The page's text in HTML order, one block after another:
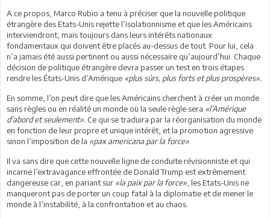
A ce propos, Marco Rubio a tenu à préciser que la nouvelle politique
étrangère des Etats-Unis rejette l’isolationnisme et que les Américains
interviendront, mais toujours dans leurs intérêts nationaux
fondamentaux qui doivent être placés au-dessus de tout. Pour lui, cela
n’a jamais été aussi pertinent ou aussi nécessaire qu’aujourd’hui. Chaque
décision de politique étrangère devra passer un test en trois étapes :
rendre les États-Unis d’Amérique «plus sûrs, plus forts et plus prospères».
En somme, l’on peut dire que les Américains cherchent à créer un monde
sans règles ou en réalité un monde où la seule règle sera «l’Amérique
d’abord et seulement». Ce qui se traduira par la réorganisation du monde
en fonction de leur propre et unique intérêt, et la promotion agressive
sinon l’imposition de la «pax americana par la force»
Il va sans dire que cette nouvelle ligne de conduite révisionniste et qui
incarne l’extravagance effrontée de Donald Trump est extrêmement
dangereuse car, en pariant sur «la paix par la force» , les Etats-Unis ne
manqueront pas de porter un coup fatal à la diplomatie et de mener le
monde à l’instabilité, à la confrontation et au chaos.